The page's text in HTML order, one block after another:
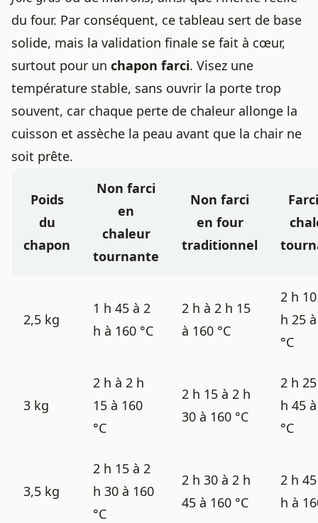
du four. Par conséquent, ce tableau sert de base
solide, mais la validation finale se fait à cœur,
surtout pour un chapon farci. Visez une
température stable, sans ouvrir la porte trop
souvent, car chaque perte de chaleur allonge la
cuisson et assèche la peau avant que la chair ne
soit prête.
Poids
du
chapon
Non farci
en
chaleur
tournante
Non farci
en four
traditionnel
2,5 kg
1 h 45 à 2
h à 160 °C
2 h à 2 h 15
à 160 °C
2 h
h 25
°C
3 kg
2 h à 2 h
15 à 160
°C
2 h 15 à 2 h
30 à 160 °C
2 h
h 45
°C
3,5 kg
2 h 15 à 2
h 30 à 160
°C
2 h 30 à 2 h
45 à 160 °C
2 h
h à